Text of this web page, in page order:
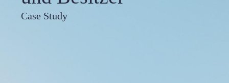
Case Study